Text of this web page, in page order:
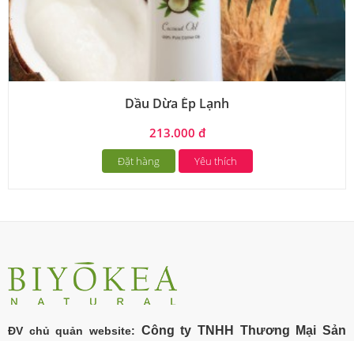
Dầu Dừa Ép Lạnh
213.000 đ
Đặt hàng Yêu thích
ĐV chủ quản website: Công ty TNHH Thương Mại Sản